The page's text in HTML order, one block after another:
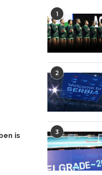
is
1
2
3